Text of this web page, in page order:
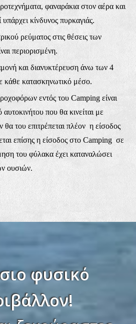
φαναράκια στον αέρα και
κίνδυνος πυρκαγιάς.
ρεύματος στις θέσεις των
περιορισμένη.
και διανυκτέρευση άνω των 4
κάθε κατασκηνωτικό μέσο.
εντός του Camping είναι
που θα κινείται με
θα του επιτρέπεται πλέον η είσοδος
επίσης η είσοδος στο Camping σε
του φύλακα έχει καταναλώσει
ουσιών.
φυσικό